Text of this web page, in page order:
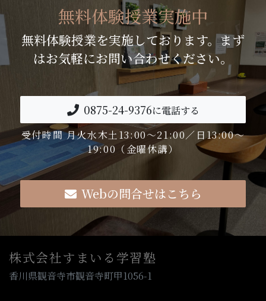
無料体験授業実施中
無料体験授業を実施しております。まず
はお気軽にお問い合わせください。
0875-24-9376に電話する
受付時間 月火水木土13:00～21:00／日13:00～
19:00（金曜休講）
Webの問合せはこちら
株式会社すまいる学習塾
香川県観音寺市観音寺町甲1056-1